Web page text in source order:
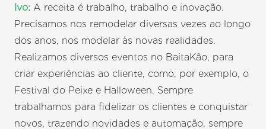
Ivo: A receita é trabalho, trabalho e inovação.
Precisamos nos remodelar diversas vezes ao longo
dos anos, nos modelar às novas realidades.
Realizamos diversos eventos no BaitaKão, para
criar experiências ao cliente, como, por exemplo, o
Festival do Peixe e Halloween. Sempre
trabalhamos para fidelizar os clientes e conquistar
novos, trazendo novidades e automação, sempre